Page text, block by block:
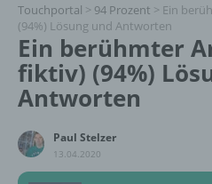
Touchportal > 94 Prozent > Ein
(94%) Lösung und Antworten
Ein berühmter
fiktiv) (94%)
Antworten
Paul Stelzer
13.04.2020